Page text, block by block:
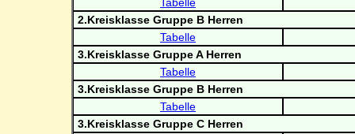
2.Kreisklasse Gruppe B Herren
Tabelle
3.Kreisklasse Gruppe A Herren
Tabelle
3.Kreisklasse Gruppe B Herren
Tabelle
3.Kreisklasse Gruppe C Herren